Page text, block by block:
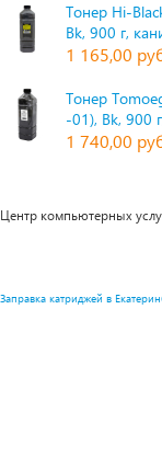
Тонер Hi-
Bk, 900 г,
1 165,00
Тонер
-01), Bk, 900
1 740,00
Центр компьютерных
Заправка катриджей в